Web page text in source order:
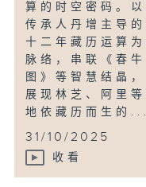
算的时空密码。以
传承人丹增主导的
十二年藏历运算为
脉络，串联《春牛
图》等智慧结晶，
展现林芝、阿里等
地依藏历而生的...
31/10/2025
收看